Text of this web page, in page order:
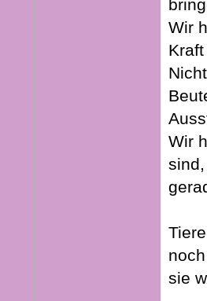
Wir
Wir
sie